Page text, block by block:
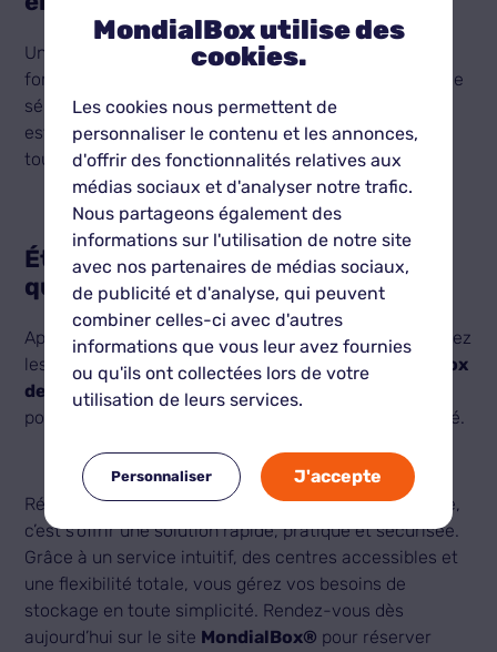
Une fois votre choix fait, il vous suffit de remplir le
formulaire de réservation avec vos coordonnées et de
sélectionner votre mode de paiement. La plateforme
est sécurisée, vous garantissant une transaction en
toute sérénité.
Étape 6 - Accédez à votre box dès
que nécessaire
Après confirmation de votre réservation, vous recevrez
les informations nécessaires pour accéder à votre
box
de stockage. Grâce à l’accès24h/24 et 7j/7
pouvez déposer ou retirer vos affaires en toute liberté.
Réserver unbox de stockage MondialBox®en ligne,
c’est s’offrir une solution rapide, pratique et sécurisée.
Grâce à un service intuitif, des centres accessibles et
une flexibilité totale, vous gérez vos besoins de
stockage en toute simplicité. Rendez-vous dès
aujourd’hui sur le site MondialBox® pour réserver
MondialBox utilise des
cookies.
Les cookies nous permettent de
personnaliser le contenu et les annonces,
d'offrir des fonctionnalités relatives aux
médias sociaux et d'analyser notre trafic.
Nous partageons également des
informations sur l'utilisation de notre site
avec nos partenaires de médias sociaux,
de publicité et d'analyse, qui peuvent
combiner celles-ci avec d'autres
informations que vous leur avez fournies
ou qu'ils ont collectées lors de votre
utilisation de leurs services.
Personnaliser J'accepte